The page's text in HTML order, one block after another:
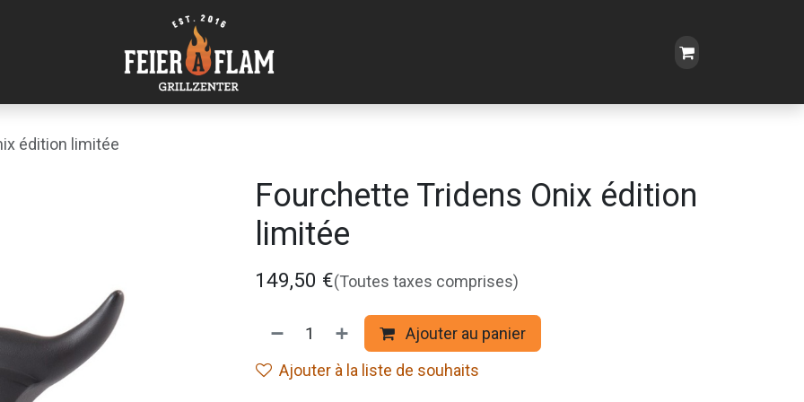
édition limitée
Fourchette Tridens Onix édition
limitée
149,50 €(Toutes taxes comprises)
Ajouter au panier
Ajouter à la liste de souhaits